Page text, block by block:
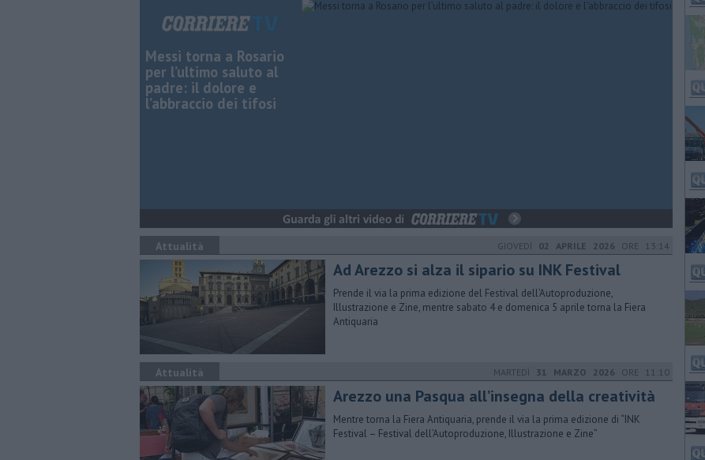
Messi torna a Rosario
per l’ultimo saluto al
padre: il dolore e
l’abbraccio dei tifosi
Attualità GIOVEDÌ 02 APRILE 2026 ORE 13:14
Ad Arezzo si alza il sipario su INK Festival
Prende il via la prima edizione del Festival dell’Autoproduzione,
Illustrazione e Zine, mentre sabato 4 e domenica 5 aprile torna la Fiera
Antiquaria
Attualità MARTEDÌ 31 MARZO 2026 ORE 11:10
Arezzo una Pasqua all’insegna della creatività
Mentre torna la Fiera Antiquaria, prende il via la prima edizione di “INK
Festival – Festival dell’Autoproduzione, Illustrazione e Zine”